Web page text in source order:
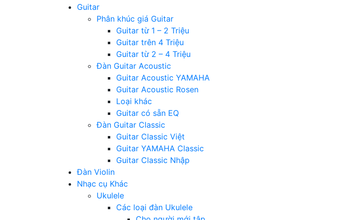
Guitar
Phân khúc giá Guitar
Guitar từ 1 – 2 Triệu
Guitar trên 4 Triệu
Guitar từ 2 – 4 Triệu
Đàn Guitar Acoustic
Guitar Acoustic YAMAHA
Guitar Acoustic Rosen
Loại khác
Guitar có sẵn EQ
Đàn Guitar Classic
Guitar Classic Việt
Guitar YAMAHA Classic
Guitar Classic Nhập
Đàn Violin
Nhạc cụ Khác
Ukulele
Các loại đàn Ukulele